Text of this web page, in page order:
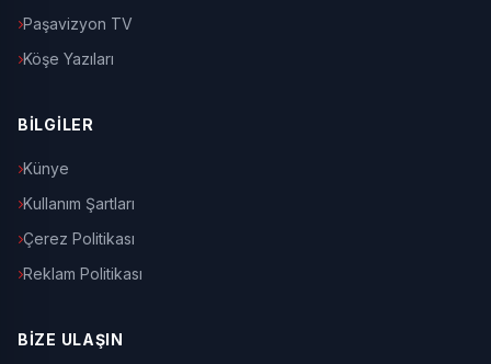
Paşavizyon TV
Köşe Yazıları
BİLGİLER
Künye
Kullanım Şartları
Çerez Politikası
Reklam Politikası
BİZE ULAŞIN